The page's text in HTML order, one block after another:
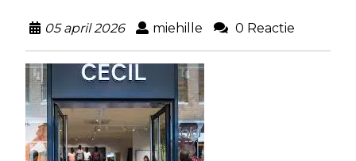
05 april 2026 miehille 0 Reactie